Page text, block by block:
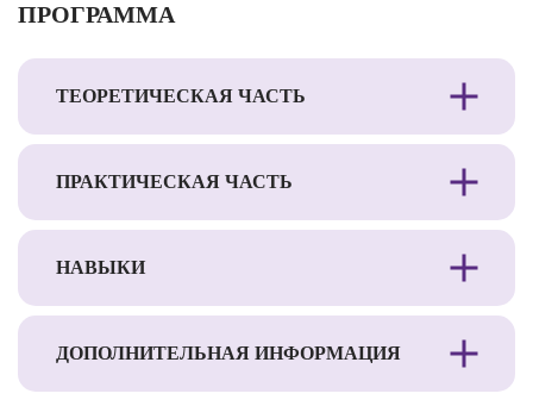
ПРОГРАММА
ТЕОРЕТИЧЕСКАЯ ЧАСТЬ
ПРАКТИЧЕСКАЯ ЧАСТЬ
НАВЫКИ
ДОПОЛНИТЕЛЬНАЯ ИНФОРМАЦИЯ